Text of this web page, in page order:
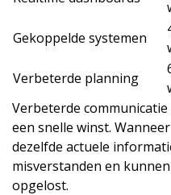
Gekoppelde systemen
Verbeterde planning
Verbeterde
een snelle winst.
dezelfde actuele
misverstanden en
opgelost.